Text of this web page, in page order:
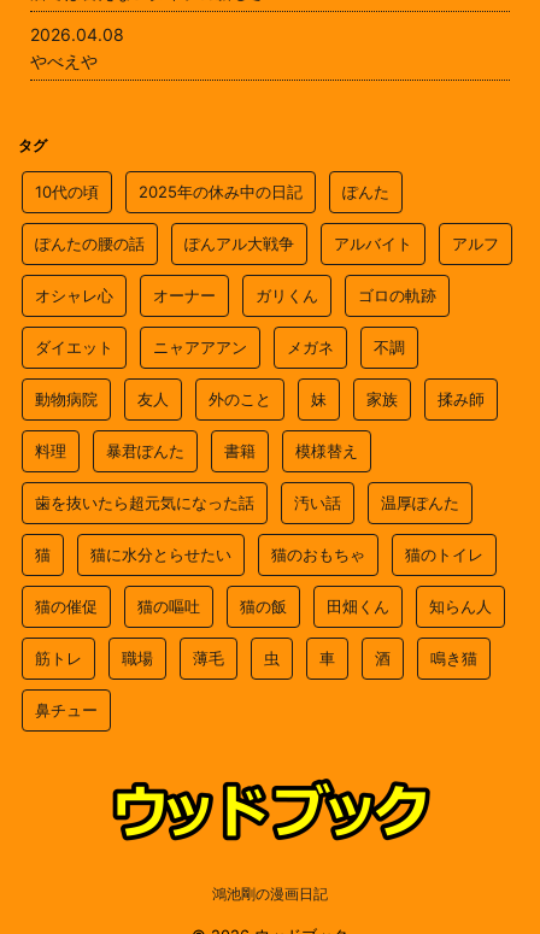
2026.04.08
やべえや
タグ
10代の頃 2025年の休み中の日記 ぽんた
ぽんたの腰の話 ぽんアル大戦争 アルバイト アルフ
オシャレ心 オーナー ガリくん ゴロの軌跡
ダイエット ニャアアアン メガネ 不調
動物病院 友人 外のこと 妹 家族 揉み師
料理 暴君ぽんた 書籍 模様替え
歯を抜いたら超元気になった話 汚い話 温厚ぽんた
猫 猫に水分とらせたい 猫のおもちゃ 猫のトイレ
猫の催促 猫の嘔吐 猫の飯 田畑くん 知らん人
筋トレ 職場 薄毛 虫 車 酒 鳴き猫
鼻チュー
鴻池剛の漫画日記